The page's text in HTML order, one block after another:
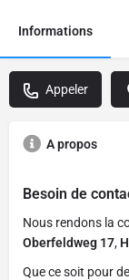
Informations
Appeler
A propos
Besoin de
Nous rendons la
Oberfeldweg 17,
Que ce soit pour